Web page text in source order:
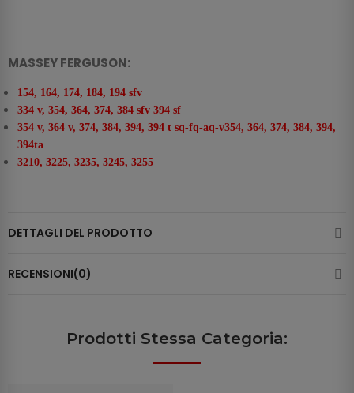
MASSEY FERGUSON:
154, 164, 174, 184, 194 sfv
334 v, 354, 364, 374, 384 sfv 394 sf
354 v, 364 v, 374, 384, 394, 394 t sq-fq-aq-v354, 364, 374, 384, 394,
394ta
3210, 3225, 3235, 3245, 3255
DETTAGLI DEL PRODOTTO
RECENSIONI(0)
Prodotti Stessa Categoria: